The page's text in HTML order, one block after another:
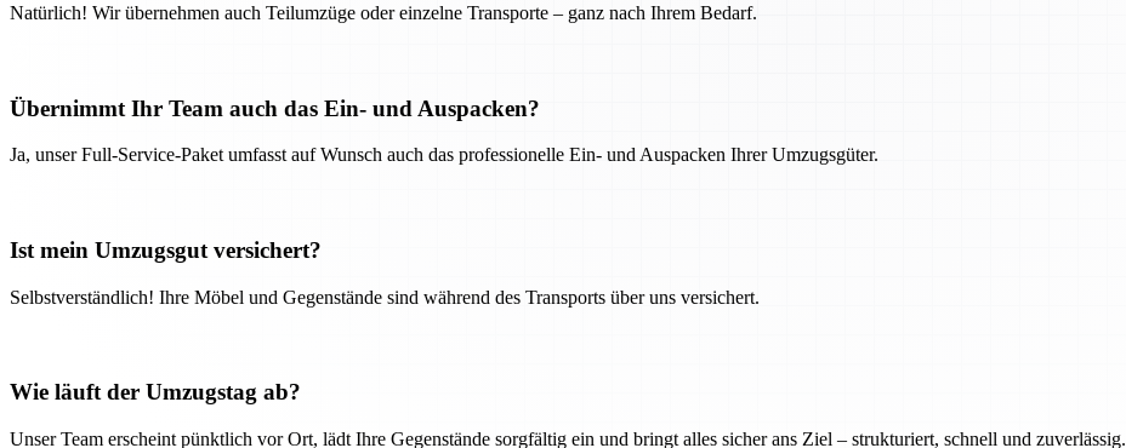
Natürlich! Wir übernehmen auch Teilumzüge oder einzelne Transporte – ganz nach Ihrem Bedarf.
Übernimmt Ihr Team auch das Ein- und Auspacken?
Ja, unser Full-Service-Paket umfasst auf Wunsch auch das professionelle Ein- und Auspacken Ihrer Umzugsgüter.
Ist mein Umzugsgut versichert?
Selbstverständlich! Ihre Möbel und Gegenstände sind während des Transports über uns versichert.
Wie läuft der Umzugstag ab?
Unser Team erscheint pünktlich vor Ort, lädt Ihre Gegenstände sorgfältig ein und bringt alles sicher ans Ziel – strukturiert, schnell und zuverlässig.